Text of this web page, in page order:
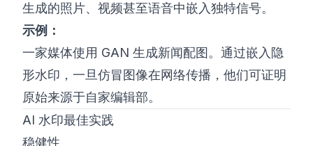
生成的照片、视频甚至语音中嵌入独特信号。
示例：
一家媒体使用 GAN 生成新闻配图。通过嵌入隐
形水印，一旦仿冒图像在网络传播，他们可证明
原始来源于自家编辑部。
AI 水印最佳实践
稳健性